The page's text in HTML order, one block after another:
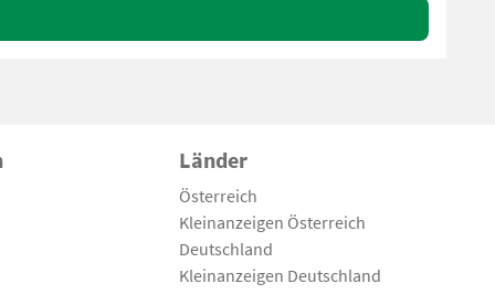
Länder
Österreich
Kleinanzeigen Österreich
Deutschland
Kleinanzeigen Deutschland